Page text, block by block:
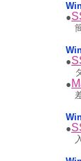
●
●
●
●